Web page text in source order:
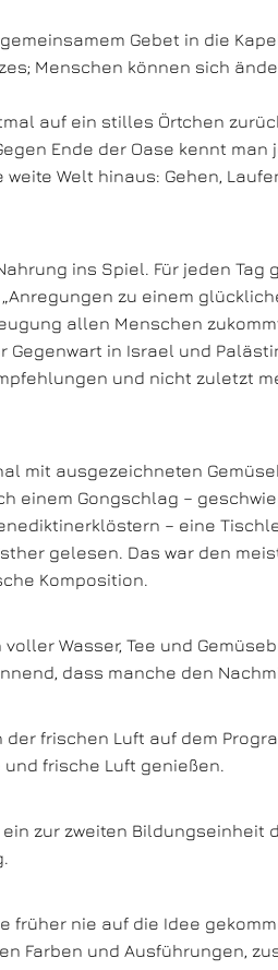
Gebet in die
Menschen können sich
auf ein stilles Örtchen
Ende der Oase kennt man
Welt hinaus: Gehen,
ins Spiel. Für jeden
zu einem
allen Menschen
in Israel und
und nicht zuletzt
mit ausgezeichneten
einem Gongschlag –
– eine
gelesen. Das war den
Komposition.
Wasser, Tee und
dass manche den
frischen Luft auf dem
frische Luft genießen.
zur zweiten Bildungseinheit
früher nie auf die Idee
Farben und Ausführungen,